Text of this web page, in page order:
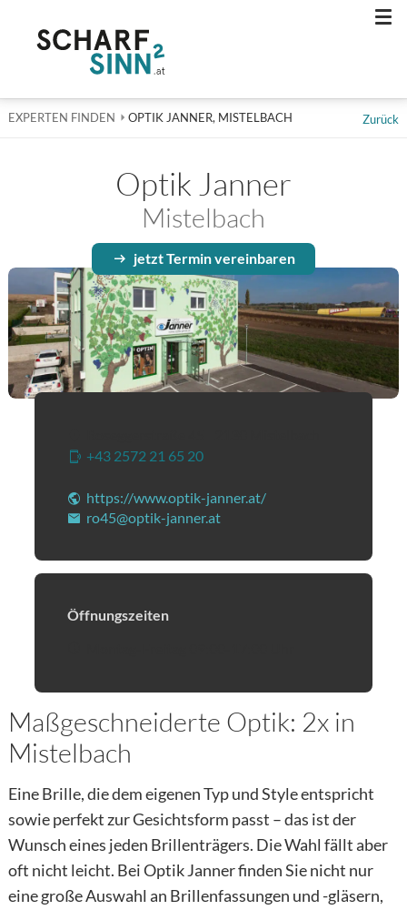
EXPERTEN FINDEN AKTUELL: OPTIK JANNER, MISTELBACH
OPTIK JANNER, MISTELBACH Zurück
Optik Janner
Mistelbach
jetzt Termin vereinbaren
+43 2572 21 65 20
https://www.optik-janner.at/
ro45@optik-janner.at
Öffnungszeiten
Maßgeschneiderte Optik: 2x in
Mistelbach
Eine Brille, die dem eigenen Typ und Style entspricht
sowie perfekt zur Gesichtsform passt – das ist der
Wunsch eines jeden Brillenträgers. Die Wahl fällt aber
oft nicht leicht. Bei Optik Janner finden Sie nicht nur
eine große Auswahl an Brillenfassungen und -gläsern,